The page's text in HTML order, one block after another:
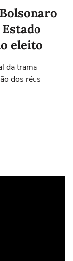
eleito
da trama
dos réus